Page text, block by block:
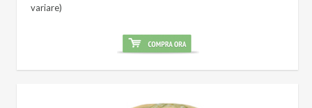
variare)